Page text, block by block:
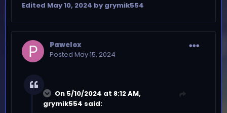
Edited May 10, 2024 by grymik554
Pawelox
Posted May 15, 2024
On 5/10/2024 at 8:12 AM,
grymik554 said: